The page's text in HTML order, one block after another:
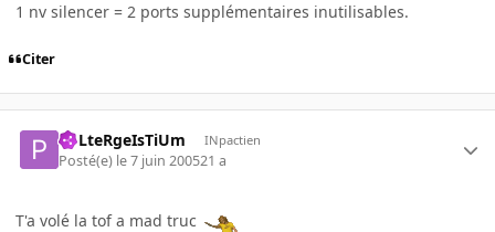
1 nv silencer = 2 ports supplémentaires inutilisables.
Citer
PoLteRgeIsTiUm INpactien
Posté(e) le 7 juin 200521 a
T'a volé la tof a mad truc